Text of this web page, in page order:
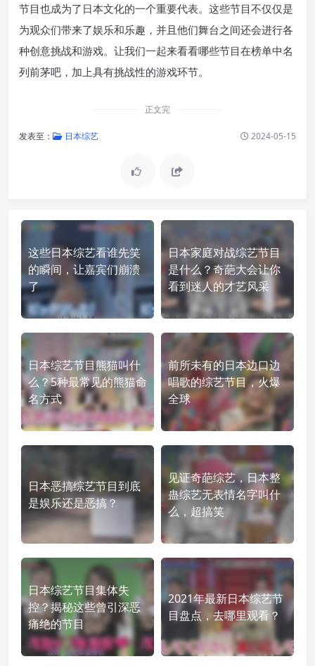
节目也成为了日本文化的一个重要代表。这些节目不仅仅是
为观众们带来了娱乐和乐趣，并且他们舞台之间还会进行各
种创意挑战和游戏。让我们一起来看看哪些节目在榜单中名
列前茅吧，加上具有挑战性的游戏环节。
正文完
发表至： 日本综艺 2024-05-15
这些日本综艺看谁先笑
的瞬间，让嘉宾们崩溃
了
日本家庭对战综艺节目
是什么？奇葩大会让你
看到迷人的才艺风采
日本综艺节目熊猫叫什
么？5种最常见的熊猫命
名方式
前所未有的日本边口边
唱歌的综艺节目，火爆
全球
日本恶搞综艺节目到底
是娱乐还是恶搞？
见证奇葩综艺，日本整
蛊综艺无表情名字叫什
么，超搞笑
日本综艺节目集体失
控？揭秘这些曾引深恶
痛绝的节目
2021年最新日本综艺节
目盘点，去哪里观看？